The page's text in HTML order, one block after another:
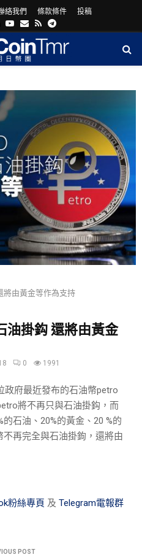
絡我們 條款條件 投稿
Youtube
Email
RssTelegram
將由黃金等作為支持
油掛鈎 還將由黃金
0 1991
政府最近發布的石油幣petro
將不再只與石油掛鈎，而
石油、20%的黃金、20 %的
再完全與石油掛鉤，還將由
粉絲專頁 及 Telegram電報群
POST